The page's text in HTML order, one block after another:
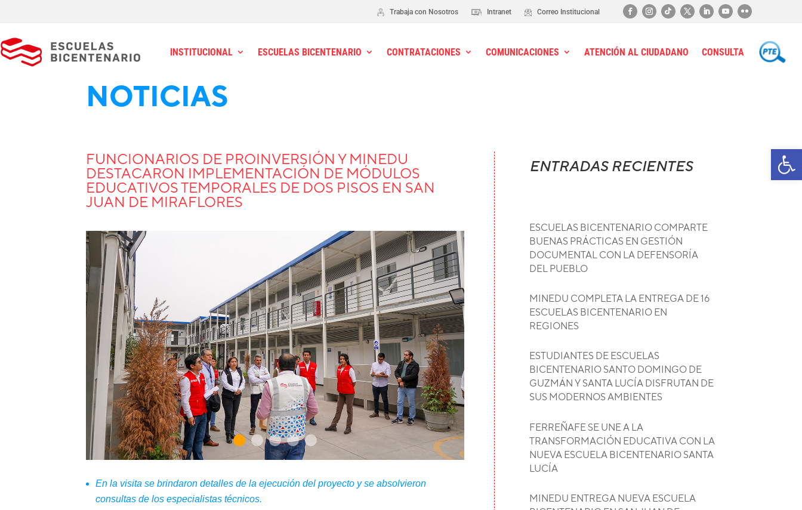
Trabaja con Nosotros Intranet Correo Institucional
INSTITUCIONAL ESCUELAS BICENTENARIO CONTRATACIONES COMUNICACIONES ATENCIÓN AL CIUDADANO CONSULTA PTE
NOTICIAS
FUNCIONARIOS DE PROINVERSIÓN Y MINEDU
DESTACARON IMPLEMENTACIÓN DE MÓDULOS
EDUCATIVOS TEMPORALES DE DOS PISOS EN SAN
JUAN DE MIRAFLORES
En la visita se brindaron detalles de la ejecución del proyecto y se absolvieron
consultas de los especialistas técnicos.
ENTRADAS RECIENTES
ESCUELAS BICENTENARIO COMPARTE
BUENAS PRÁCTICAS EN GESTIÓN
DOCUMENTAL CON LA DEFENSORÍA
DEL PUEBLO
MINEDU COMPLETA LA ENTREGA DE 16
ESCUELAS BICENTENARIO EN
REGIONES
ESTUDIANTES DE ESCUELAS
BICENTENARIO SANTO DOMINGO DE
GUZMÁN Y SANTA LUCÍA DISFRUTAN DE
SUS MODERNOS AMBIENTES
FERREÑAFE SE UNE A LA
TRANSFORMACIÓN EDUCATIVA CON LA
NUEVA ESCUELA BICENTENARIO SANTA
LUCÍA
MINEDU ENTREGA NUEVA ESCUELA